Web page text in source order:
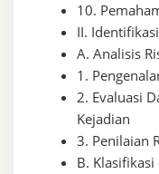
10.
II.
A. Analisis
1.
2. Evaluasi
Kejadian
3. Penilaian
B.